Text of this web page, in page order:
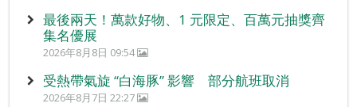
最後兩天！萬款好物、1 元限定、百萬元抽獎齊
集名優展
2026年8月8日 09:54
受熱帶氣旋 “白海豚” 影響 部分航班取消
2026年8月7日 22:27